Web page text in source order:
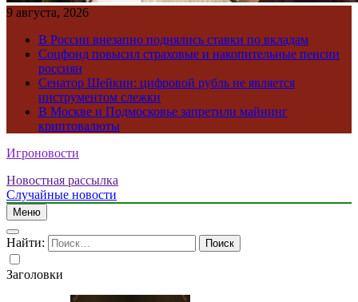
9 августа, 2026
В России внезапно поднялись ставки по вкладам
Соцфонд повысил страховые и накопительные пенсии
россиян
Сенатор Шейкин: цифровой рубль не является
инструментом слежки
В Москве и Подмосковье запретили майнинг
криптовалюты
Игроновости
Новостная рассылка
Случайные новости
Меню
Найти:
Заголовки